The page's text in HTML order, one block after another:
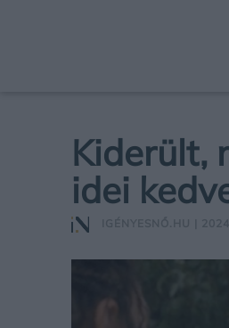
Kiderült,
idei